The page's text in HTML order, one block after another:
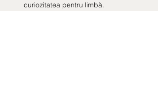
curiozitatea pentru limbă.